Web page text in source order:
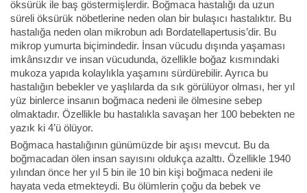
öksürük ile baş göstermişlerdir. Boğmaca hastalığı da uzun
süreli öksürük nöbetlerine neden olan bir bulaşıcı hastalıktır. Bu
hastalığa neden olan mikrobun adı Bordatellapertusis’dir. Bu
mikrop yumurta biçimindedir. İnsan vücudu dışında yaşaması
imkânsızdır ve insan vücudunda, özellikle boğaz kısmındaki
mukoza yapıda kolaylıkla yaşamını sürdürebilir. Ayrıca bu
hastalığın bebekler ve yaşlılarda da sık görülüyor olması, her yıl
yüz binlerce insanın boğmaca nedeni ile ölmesine sebep
olmaktadır. Özellikle bu hastalıkla savaşan her 100 bebekten ne
yazık ki 4’ü ölüyor.
Boğmaca hastalığının günümüzde bir aşısı mevcut. Bu da
boğmacadan ölen insan sayısını oldukça azalttı. Özellikle 1940
yılından önce her yıl 5 bin ile 10 bin kişi boğmaca nedeni ile
hayata veda etmekteydi. Bu ölümlerin çoğu da bebek ve